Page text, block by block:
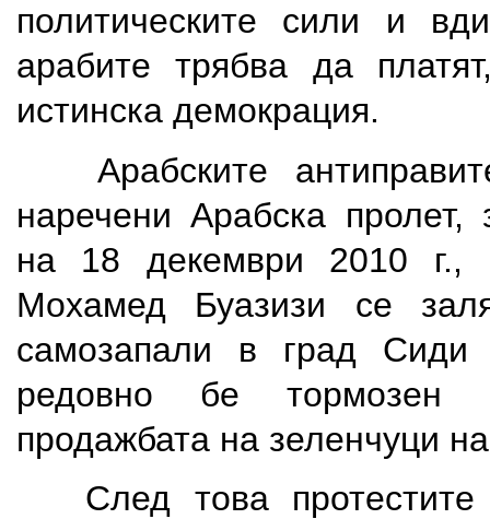
политическите сили и
арабите трябва да
истинска демокрация.
Арабските
наречени Арабска пролет,
на 18 декември 2010 г.,
Мохамед Буазизи се
самозапали в град Сиди
редовно бе тормозен
продажбата на зеленчуци
След това протестите